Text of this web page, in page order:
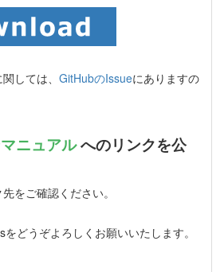
しては、 GitHubのIssueにありますの
ニュアルへのリンクを公
をご確認ください。
どうぞよろしくお願いいたします。